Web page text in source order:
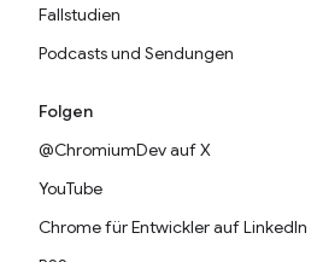
Fallstudien
Podcasts und Sendungen
Folgen
@ChromiumDev auf X
YouTube
Chrome für Entwickler auf LinkedIn